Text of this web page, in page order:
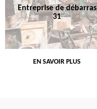
Entreprise de débarras
31
EN SAVOIR PLUS